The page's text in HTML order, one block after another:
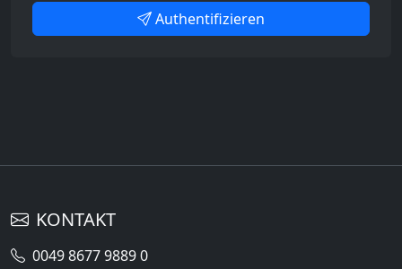
Authentifizieren
KONTAKT
0049 8677 9889 0